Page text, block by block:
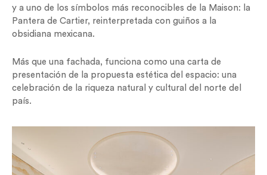
y a uno de los símbolos más reconocibles de la Maison: la
Pantera de Cartier, reinterpretada con guiños a la
obsidiana mexicana.
Más que una fachada, funciona como una carta de
presentación de la propuesta estética del espacio: una
celebración de la riqueza natural y cultural del norte del
país.